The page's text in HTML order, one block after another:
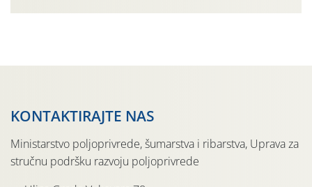
KONTAKTIRAJTE NAS
Ministarstvo poljoprivrede, šumarstva i ribarstva, Uprava za
stručnu podršku razvoju poljoprivrede